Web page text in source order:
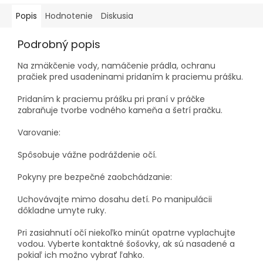
Popis Hodnotenie Diskusia
Podrobný popis
Na zmäkčenie vody, namáčenie prádla, ochranu
pračiek pred usadeninami pridaním k praciemu prášku.
Pridaním k praciemu prášku pri praní v práčke
zabraňuje tvorbe vodného kameňa a šetrí pračku.
Varovanie:
Spôsobuje vážne podráždenie očí.
Pokyny pre bezpečné zaobchádzanie:
Uchovávajte mimo dosahu detí. Po manipulácii
dôkladne umyte ruky.
Pri zasiahnutí očí niekoľko minút opatrne vyplachujte
vodou. Vyberte kontaktné šošovky, ak sú nasadené a
pokiaľ ich možno vybrať ľahko.